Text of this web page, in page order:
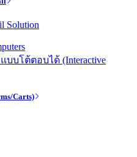
Solution
บโต้ตอบได้ (Interactive
Carts)